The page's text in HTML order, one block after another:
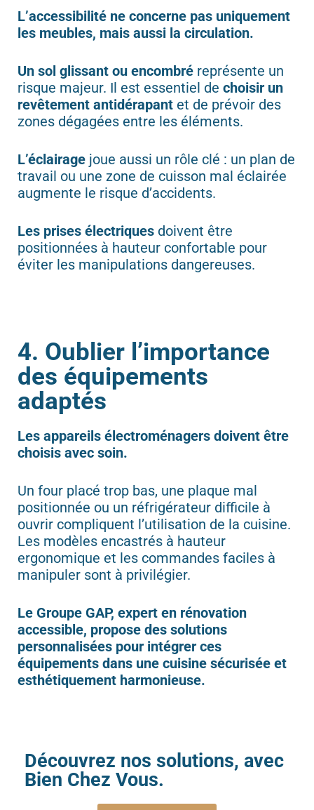
L’accessibilité ne concerne pas uniquement
les meubles, mais aussi la circulation.
Un sol glissant ou encombré représente un
risque majeur. Il est essentiel de choisir un
revêtement antidérapant et de prévoir des
zones dégagées entre les éléments.
L’éclairage joue aussi un rôle clé : un plan de
travail ou une zone de cuisson mal éclairée
augmente le risque d’accidents.
Les prises électriques doivent être
positionnées à hauteur confortable pour
éviter les manipulations dangereuses.
4. Oublier l’importance
des équipements
adaptés
Les appareils électroménagers doivent être
choisis avec soin.
Un four placé trop bas, une plaque mal
positionnée ou un réfrigérateur difficile à
ouvrir compliquent l’utilisation de la cuisine.
Les modèles encastrés à hauteur
ergonomique et les commandes faciles à
manipuler sont à privilégier.
Le Groupe GAP, expert en rénovation
accessible, propose des solutions
personnalisées pour intégrer ces
équipements dans une cuisine sécurisée et
esthétiquement harmonieuse.
Découvrez nos solutions, avec
Bien Chez Vous.